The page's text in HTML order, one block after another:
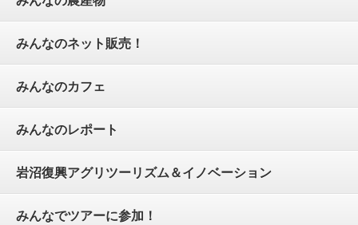
みんなのネット販売！
みんなのカフェ
みんなのレポート
岩沼復興アグリツーリズム＆イノベーション
みんなでツアーに参加！